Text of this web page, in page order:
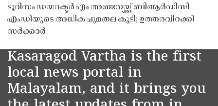
ടൂറിസം ഡയറക്ടർ എം അഞ്ജനയ്ക്ക് ബിആർഡിസി
എംഡിയുടെ അധിക ചുമതല കൂടി; ഉത്തരവിറക്കി
സർക്കാർ
Kasaragod Vartha is the first
local news portal in
Malayalam, and it brings you